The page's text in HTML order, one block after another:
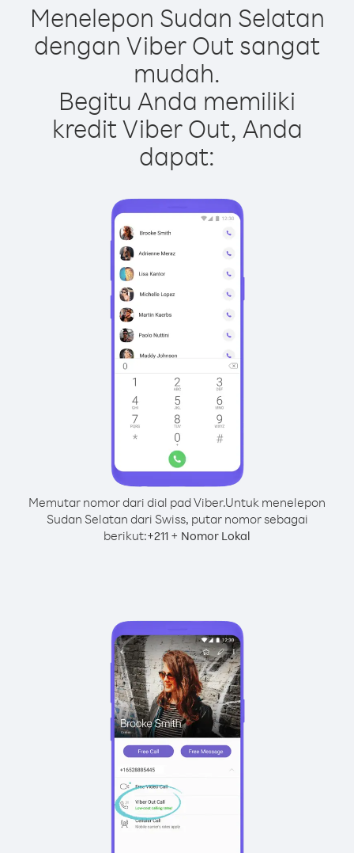
Menelepon Sudan Selatan
dengan Viber Out sangat
mudah.
Begitu Anda memiliki
kredit Viber Out, Anda
dapat:
Memutar nomor dari dial pad Viber.Untuk menelepon
Sudan Selatan dari Swiss, putar nomor sebagai
berikut:+211 + Nomor Lokal